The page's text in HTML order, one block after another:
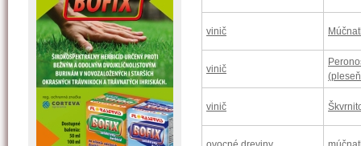
vinič
vinič
vinič